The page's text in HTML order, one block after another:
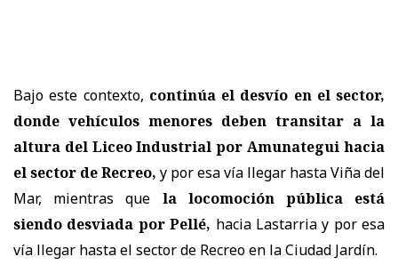
Bajo este contexto, continúa el desvío en el sector,
donde vehículos menores deben transitar a la
altura del Liceo Industrial por Amunategui hacia
el sector de Recreo, y por esa vía llegar hasta Viña del
Mar, mientras que la locomoción pública está
siendo desviada por Pellé, hacia Lastarria y por esa
vía llegar hasta el sector de Recreo en la Ciudad Jardín.